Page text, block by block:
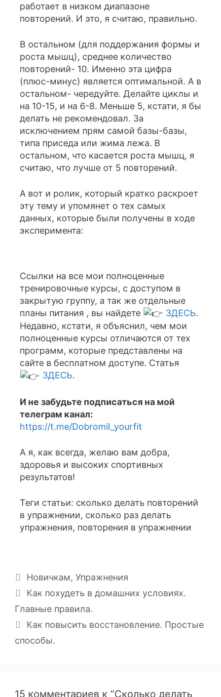
работает в низком диапазоне
повторений. И это, я считаю, правильно.
В остальном (для поддержания формы и
роста мышц), среднее количество
повторений- 10. Именно эта цифра
(плюс-минус) является оптимальной. А в
остальном- чередуйте. Делайте циклы и
на 10-15, и на 6-8. Меньше 5, кстати, я бы
делать не рекомендовал. За
исключением прям самой базы-базы,
типа приседа или жима лежа. В
остальном, что касается роста мышц, я
считаю, что лучше от 5 повторений.
А вот и ролик, который кратко раскроет
эту тему и упомянет о тех самых
данных, которые были получены в ходе
эксперимента:
Ссылки на все мои полноценные
тренировочные курсы, с доступом в
закрытую группу, а так же отдельные
планы питания , вы найдете
ЗДЕСЬ.
Недавно, кстати, я объяснил, чем мои
полноценные курсы отличаются от тех
программ, которые представлены на
сайте в бесплатном доступе. Статья
ЗДЕСЬ.
И не забудьте подписаться на мой
телеграм канал:
https://t.me/Dobromil_yourfit
А я, как всегда, желаю вам добра,
здоровья и высоких спортивных
результатов!
Теги статьи: сколько делать повторений
в упражнении, сколько раз делать
упражнения, повторения в упражнении
Новичкам, Упражнения
Как похудеть в домашних условиях.
Главные правила.
Как повысить восстановление. Простые
способы.
15 комментариев к “Сколько делать